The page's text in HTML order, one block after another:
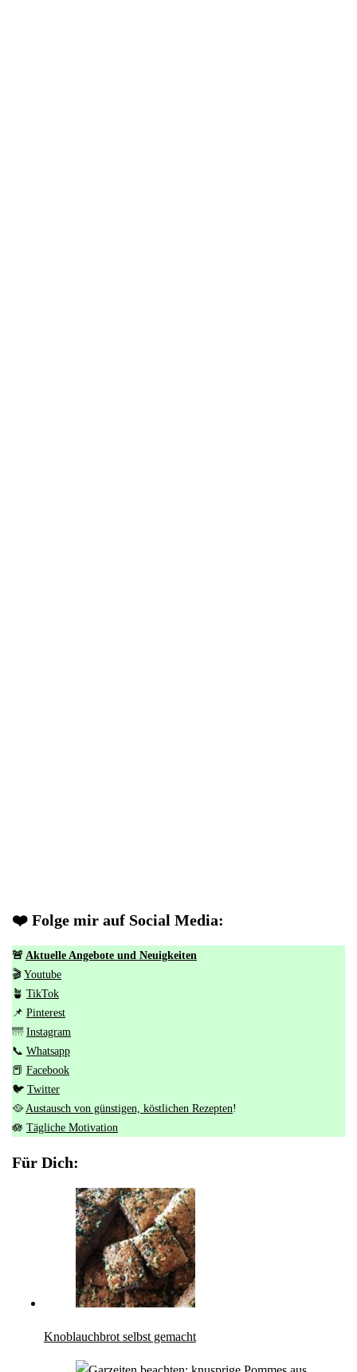
❤️ Folge mir auf Social Media:
🚨 Aktuelle Angebote und Neuigkeiten
🎬Youtube
🪴 TikTok
📌 Pinterest
🌁Instagram
📞 Whatsapp
📕 Facebook
🐦 Twitter
🥘Austausch von günstigen, köstlichen Rezepten!
🪷 Tägliche Motivation
Für Dich:
Knoblauchbrot selbst gemacht